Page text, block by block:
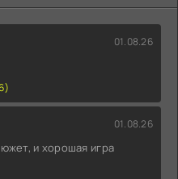
01.08.26
01.08.26
и хорошая игра